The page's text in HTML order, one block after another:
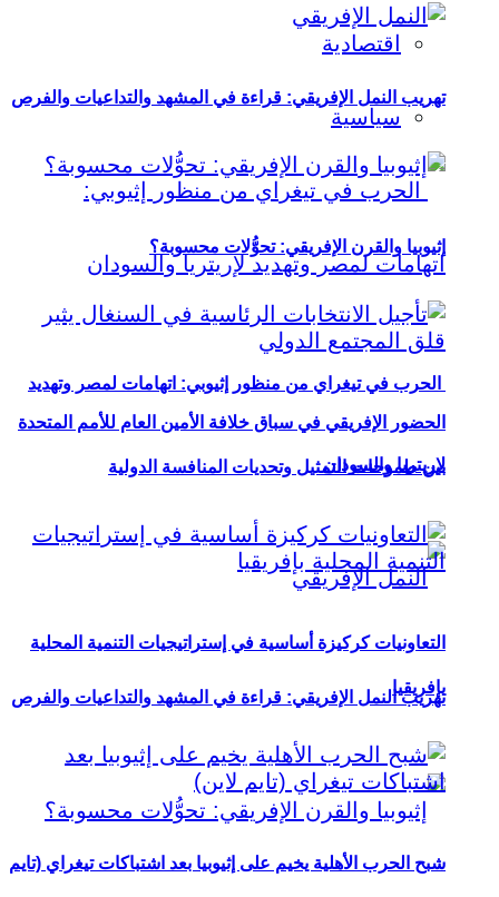
اقتصادية
سياسية
الحرب في تيغراي من منظور إثيوبي: اتهامات لمصر وتهديد
لإريتريا والسودان
تهريب النمل الإفريقي: قراءة في المشهد والتداعيات والفرص
تهريب النمل الإفريقي: قراءة في المشهد والتداعيات والفرص
إثيوبيا والقرن الإفريقي: تحوُّلات محسوبة؟
الحضور الإفريقي في سباق خلافة الأمين العام للأمم المتحدة
بين طموحات التمثيل وتحديات المنافسة الدولية
التعاونيات كركيزة أساسية في إستراتيجيات التنمية المحلية
بإفريقيا
شبح الحرب الأهلية يخيم على إثيوبيا بعد اشتباكات تيغراي (تايم